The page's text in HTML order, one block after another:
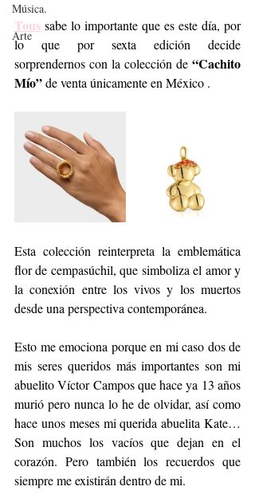
Música.
Arte
Tous sabe lo importante que es este día, por
lo que por sexta edición decide
sorprendernos con la colección de “Cachito
Mío” de venta únicamente en México .
Esta colección reinterpreta la emblemática
flor de cempasúchil, que simboliza el amor y
la conexión entre los vivos y los muertos
desde una perspectiva contemporánea.
Esto me emociona porque en mi caso dos de
mis seres queridos más importantes son mi
abuelito Víctor Campos que hace ya 13 años
murió pero nunca lo he de olvidar, así como
hace unos meses mi querida abuelita Kate…
Son muchos los vacíos que dejan en el
corazón. Pero también los recuerdos que
siempre me existirán dentro de mi.